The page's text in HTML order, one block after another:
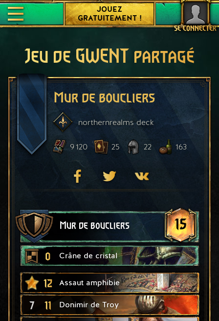
SE CONNECTER
JOUEZ
GRATUITEMENT !
Jeu de GWENT partagé
Mur de boucliers
northernrealmsdeck
9 120 25 22 163
Mur de boucliers 15
0 Crâne de cristal
12 Assaut amphibie
7 11 Donimir de Troy